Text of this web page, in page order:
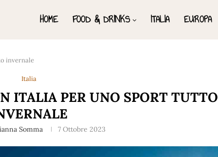
HOME FOOD & DRINKS ITALIA EUROPA
invernale
Italia
ITALIA PER UNO SPORT TUTTO
Somma 7 Ottobre 2023